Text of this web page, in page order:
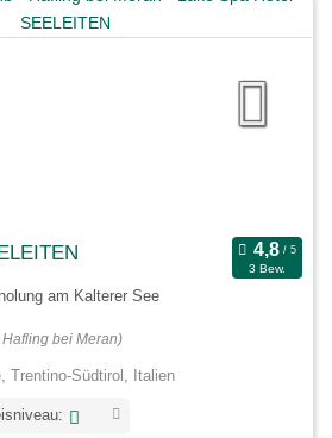
3 Bew.
am Kalterer See
bei Meran)
Trentino-Südtirol, Italien